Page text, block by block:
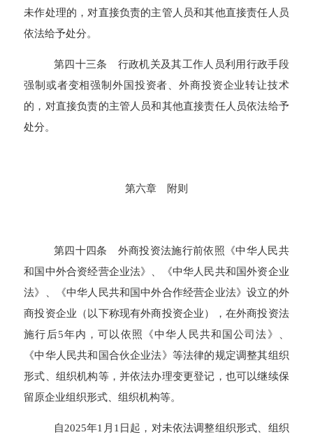
未作处理的，对直接负责的主管人员和其他直接责任人员
依法给予处分。
第四十三条 行政机关及其工作人员利用行政手段
强制或者变相强制外国投资者、外商投资企业转让技术
的，对直接负责的主管人员和其他直接责任人员依法给予
处分。
第六章 附则
第四十四条 外商投资法施行前依照《中华人民共
和国中外合资经营企业法》、《中华人民共和国外资企业
法》、《中华人民共和国中外合作经营企业法》设立的外
商投资企业（以下称现有外商投资企业），在外商投资法
施行后5年内，可以依照《中华人民共和国公司法》、
《中华人民共和国合伙企业法》等法律的规定调整其组织
形式、组织机构等，并依法办理变更登记，也可以继续保
留原企业组织形式、组织机构等。
自2025年1月1日起，对未依法调整组织形式、组织